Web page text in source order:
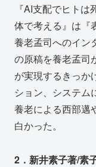
『AI支配でヒト
体で考える』は『
養老孟司へのイン
の原稿を養老孟司
が実現するきっか
ション、システム
養老による西部邁
白かった。
2．新井素子著/素